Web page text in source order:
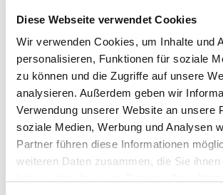
Diese Webseite verwendet Cookies
Wir verwenden Cookies, um Inhalte und
personalisieren, Funktionen für soziale
zu können und die Zugriffe auf unsere
analysieren. Außerdem geben wir
Verwendung unserer Website an unsere
soziale Medien, Werbung und Analysen
Partner führen diese Informationen
weiteren Daten zusammen, die Sie
Umrechnungsfaktoren